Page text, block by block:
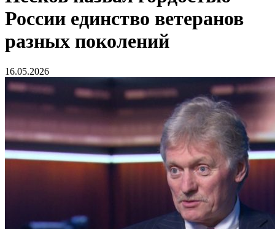
России единство ветеранов
разных поколений
16.05.2026